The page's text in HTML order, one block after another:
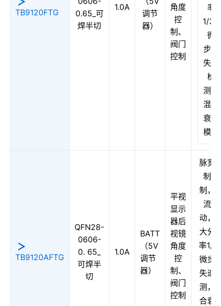
TB9120FTG
0.65_可
焊半切
1.0A
调节
器）
角度
控
制、
阀门
控制
率
1/32
微
步，
失速
检
测，
混合
衰减
模式
TB9120AFTG
QFN28-
0606-
0. 65_
可焊半
切
1.0A
BATT
（5V
调节
器）
平视
显示
器后
视镜
角度
控
制、
阀门
控制
脉宽
制控
制，
流驱
动，
大分
率1/
微步
失速
测，
合衰